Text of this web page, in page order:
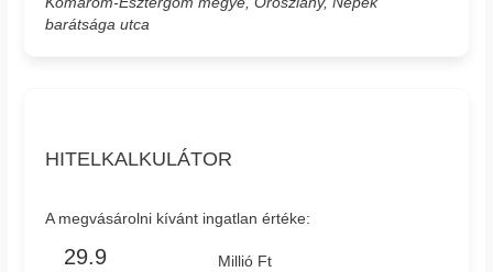
barátsága utca
HITELKALKULÁTOR
A megvásárolni kívánt ingatlan értéke:
Millió Ft